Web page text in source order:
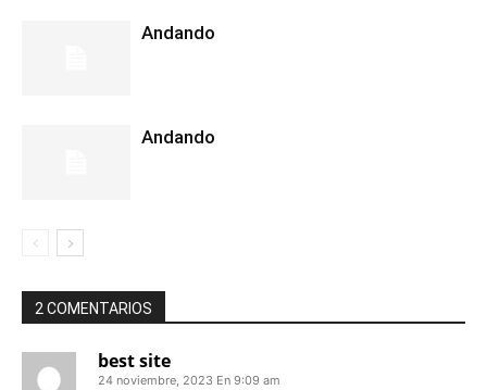
Andando
Andando
2 COMENTARIOS
best site
24 noviembre, 2023 En 9:09 am